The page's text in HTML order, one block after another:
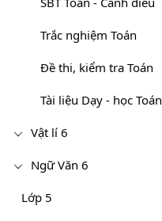
Trắc nghiệm Toán
Đề thi, kiểm tra Toán
Tài liệu Dạy - học Toán
Vật lí 6
Ngữ Văn 6
Lớp 5